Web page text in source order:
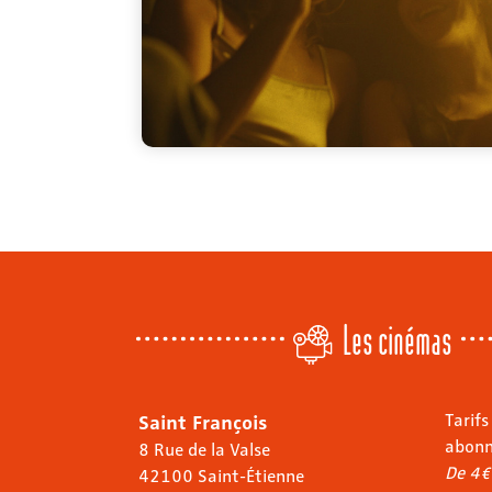
Les cinémas
Saint François
8 Rue de la Valse
42100 Saint-Étienne
De